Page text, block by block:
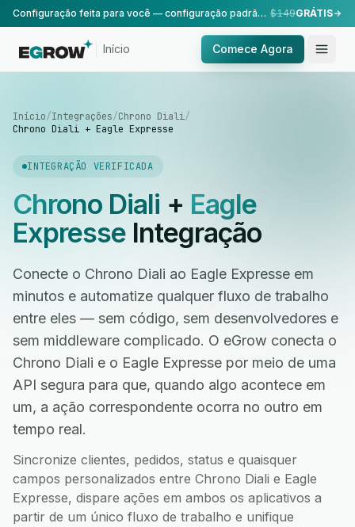
Configuração feita para você — configuração padrão, realizada pela nossa equipe. $149GRÁTIS
Início Comece Agora
Início/Integrações/Chrono Diali/
Chrono Diali + Eagle Expresse
INTEGRAÇÃO VERIFICADA
Chrono Diali + Eagle
ExpresseIntegração
Conecte o Chrono Diali ao Eagle Expresse em
minutos e automatize qualquer fluxo de trabalho
entre eles — sem código, sem desenvolvedores e
sem middleware complicado. O eGrow conecta o
Chrono Diali e o Eagle Expresse por meio de uma
API segura para que, quando algo acontece em
um, a ação correspondente ocorra no outro em
tempo real.
Sincronize clientes, pedidos, status e quaisquer
campos personalizados entre Chrono Diali e Eagle
Expresse, dispare ações em ambos os aplicativos a
partir de um único fluxo de trabalho e unifique